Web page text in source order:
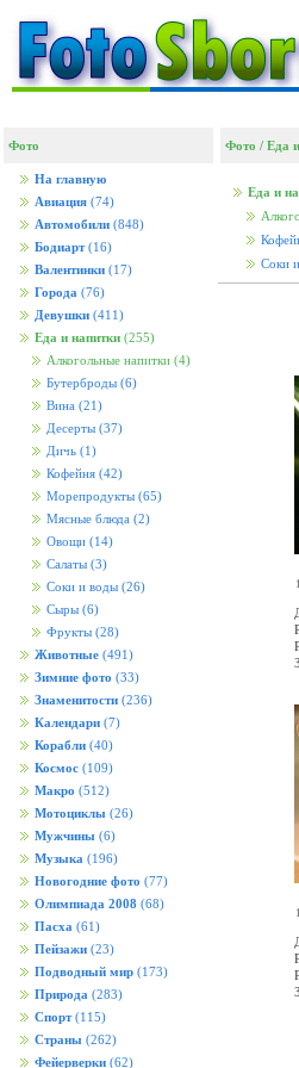
Фото
На главную
Авиация (74)
Автомобили (848)
Бодиарт (16)
Валентинки (17)
Города (76)
Девушки (411)
Еда и напитки (255)
Алкогольные напитки (4)
Бутерброды (6)
Вина (21)
Десерты (37)
Дичь (1)
Кофейня (42)
Морепродукты (65)
Мясные блюда (2)
Овощи (14)
Салаты (3)
Соки и воды (26)
Сыры (6)
Фрукты (28)
Животные (491)
Зимние фото (33)
Знаменитости (236)
Календари (7)
Корабли (40)
Космос (109)
Макро (512)
Мотоциклы (26)
Мужчины (6)
Музыка (196)
Новогодние фото (77)
Олимпиада 2008 (68)
Пасха (61)
Пейзажи (23)
Подводный мир (173)
Природа (283)
Спорт (115)
Страны (262)
Фейерверки (62)
Фото / Еда
Еда и
Соки